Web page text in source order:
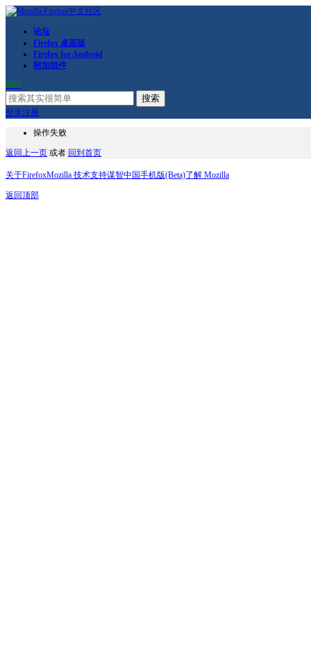
论坛
Firefox 桌面版
Firefox for Android
附加组件
RSS
搜索
登录注册
操作失败
返回上一页 或者 回到首页
关于FirefoxMozilla 技术支持谋智中国手机版(Beta)了解 Mozilla
返回顶部